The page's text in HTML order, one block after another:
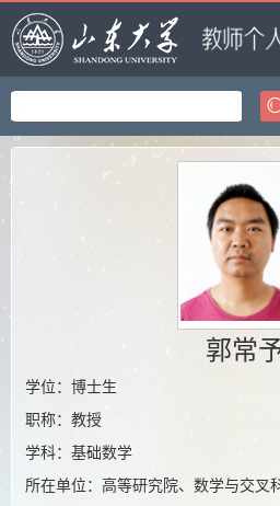
郭常
学位：博士生
职称：教授
学科：基础数学
所在单位：高等研究院、数学与交叉